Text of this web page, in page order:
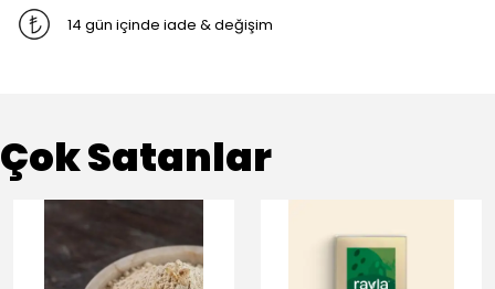
14 gün içinde iade & değişim
Çok Satanlar